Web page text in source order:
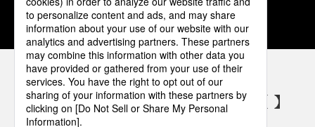
1 2 3 4 5
パナソニックの電気設備 SNSアカウント